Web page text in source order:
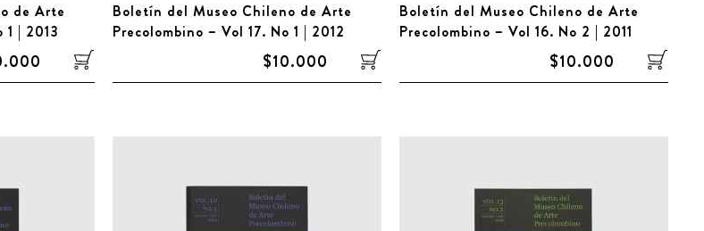
de Arte
1 | 2013
Boletín del Museo Chileno de Arte
Precolombino – Vol 17. No 1 | 2012
$10.000
Boletín del Museo Chileno de Arte
Precolombino – Vol 16. No 2 | 2011
$10.000